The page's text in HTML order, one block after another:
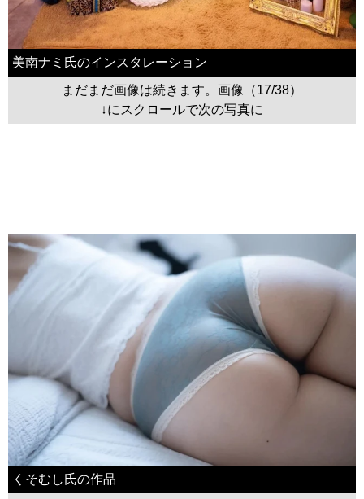
美南ナミ氏のインスタレーション
まだまだ画像は続きます。画像（17/38）
↓にスクロールで次の写真に
くそむし氏の作品